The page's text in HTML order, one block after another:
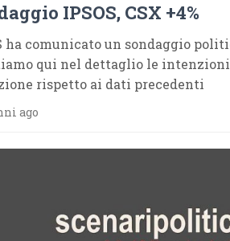
IPSOS, CSX +4%
ha comunicato un sondaggio
qui nel dettaglio le
rispetto ai dati precedenti
ago